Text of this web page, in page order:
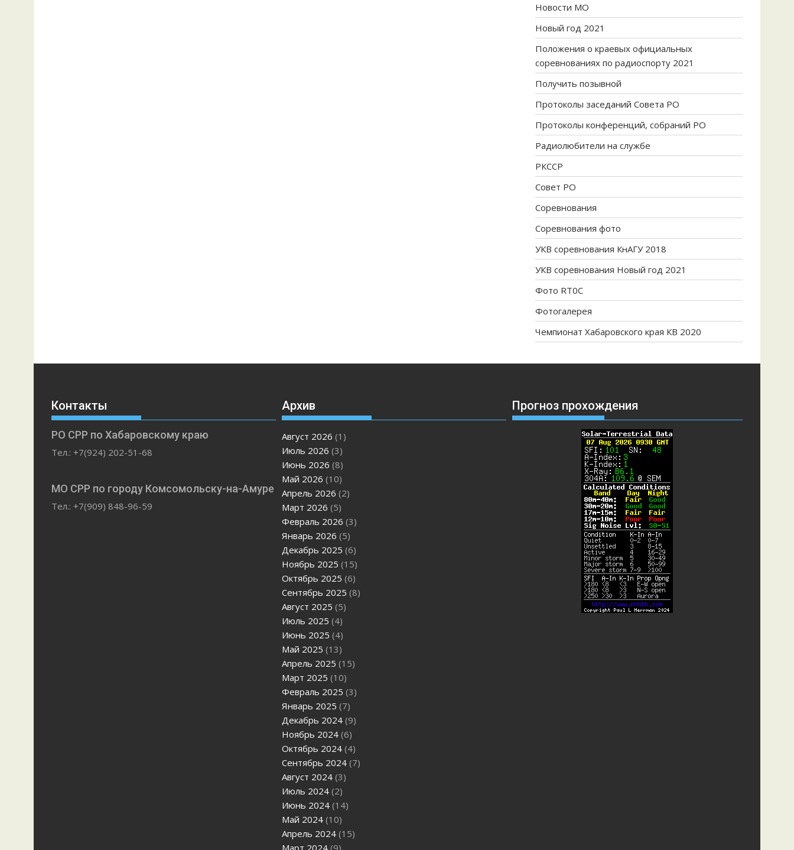
Новости МО
Новый год 2021
Положения о краевых официальных
соревнованиях по радиоспорту 2021
Получить позывной
Протоколы заседаний Совета РО
Протоколы конференций, собраний РО
Радиолюбители на службе
РКССР
Совет РО
Соревнования
Соревнования фото
УКВ соревнования КнАГУ 2018
УКВ соревнования Новый год 2021
Фото RT0C
Фотогалерея
Чемпионат Хабаровского края КВ 2020
Контакты
РО СРР по Хабаровскому краю
Тел.: +7(924) 202-51-68
МО СРР по городу Комсомольску-на-Амуре
Тел.: +7(909) 848-96-59
Архив
Август 2026 (1)
Июль 2026 (3)
Июнь 2026 (8)
Май 2026 (10)
Апрель 2026 (2)
Март 2026 (5)
Февраль 2026 (3)
Январь 2026 (5)
Декабрь 2025 (6)
Ноябрь 2025 (15)
Октябрь 2025 (6)
Сентябрь 2025 (8)
Август 2025 (5)
Июль 2025 (4)
Июнь 2025 (4)
Май 2025 (13)
Апрель 2025 (15)
Март 2025 (10)
Февраль 2025 (3)
Январь 2025 (7)
Декабрь 2024(9)
Ноябрь 2024(6)
Октябрь 2024(4)
Сентябрь 2024(7)
Август 2024(3)
Июль 2024(2)
Июнь 2024(14)
Май 2024(10)
Апрель 2024(15)
Март 2024(9)
Прогноз прохождения